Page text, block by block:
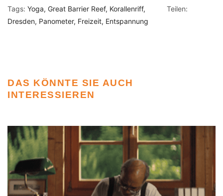
Tags: Yoga Great Barrier Reef Korallenriff
Dresden Panometer Freizeit Entspannung
Teilen:
DAS KÖNNTE SIE AUCH
INTERESSIEREN